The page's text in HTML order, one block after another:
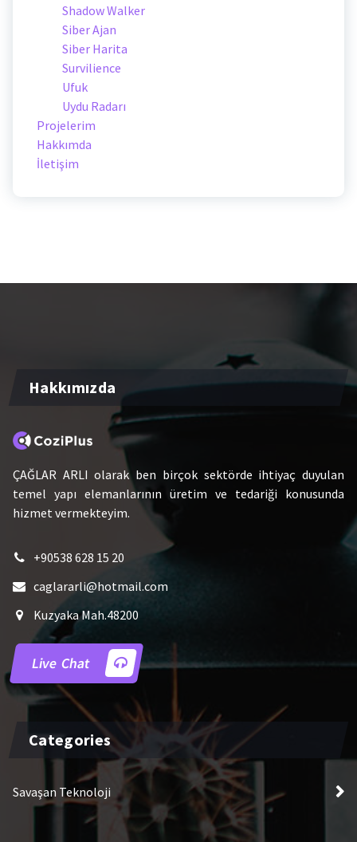
Shadow Walker
Siber Ajan
Siber Harita
Survilience
Ufuk
Uydu Radarı
Projelerim
Hakkımda
İletişim
Hakkımızda
ÇAĞLAR ARLI olarak ben birçok sektörde ihtiyaç duyulan
temel yapı elemanlarının üretim ve tedariği konusunda
hizmet vermekteyim.
+90538 628 15 20
caglararli@hotmail.com
Kuzyaka Mah.48200
Live Chat
Categories
Savaşan Teknoloji